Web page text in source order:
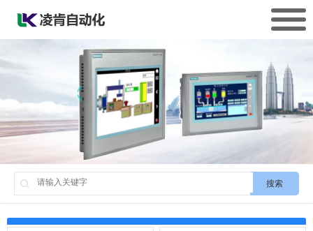
搜索